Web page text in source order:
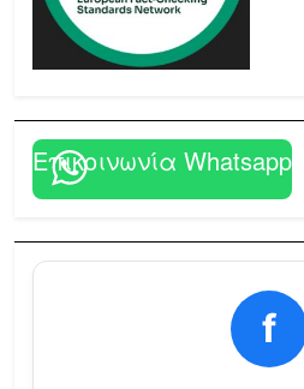
Επικοινωνία Whatsapp
f